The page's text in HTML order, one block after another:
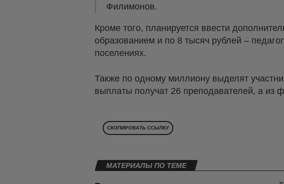
Филимонов.
Кроме того, планируется ввести
образованием и по 8 тысяч рублей –
поселениях.
Также по одному миллиону выделят
выплаты получат 26 преподавателей, а из
СКОПИРОВАТЬ ССЫЛКУ
МАТЕРИАЛЫ ПО ТЕМЕ